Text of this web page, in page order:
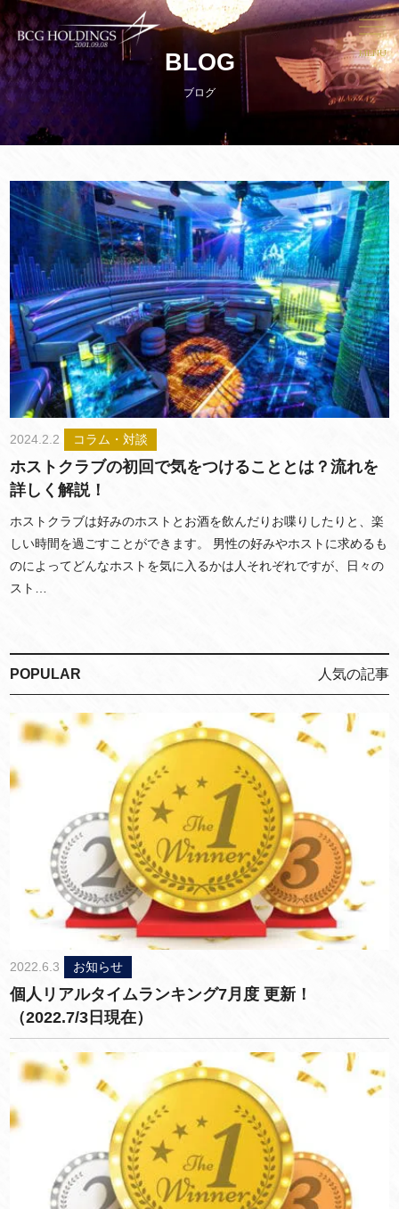
MENU
BLOG
ブログ
2024.2.2 コラム・対談
ホストクラブの初回で気をつけることとは？流れを
詳しく解説！
ホストクラブは好みのホストとお酒を飲んだりお喋りしたりと、楽
しい時間を過ごすことができます。 男性の好みやホストに求めるも
のによってどんなホストを気に入るかは人それぞれですが、日々の
スト…
POPULAR 人気の記事
2022.6.3 お知らせ
個人リアルタイムランキング7月度 更新！
（2022.7/3日現在）